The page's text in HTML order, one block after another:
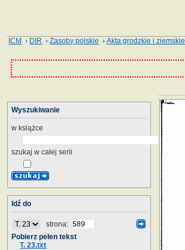
ICM › DIR ›Zasoby polskie ›Akta grodzkie i ziemskie
Wyszukiwanie
w książce
szukaj w całej serii
Idź do
strona:
Pobierz pełen tekst
T. 23.txt